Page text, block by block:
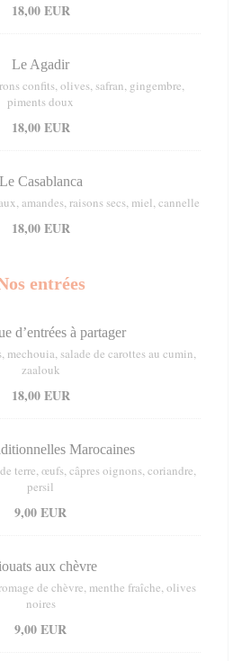
18,00 EUR
Le Agadir
confits, olives, safran, gingembre,
piments doux
18,00 EUR
Le Casablanca
amandes, raisons secs, miel, cannelle
18,00 EUR
entrées
d’entrées à partager
mechouia, salade de carottes au cumin,
zaalouk
18,00 EUR
Marocaines
terre, œufs, câpres oignons, coriandre,
persil
9,00 EUR
aux chèvre
de chèvre, menthe fraîche, olives
noires
9,00 EUR